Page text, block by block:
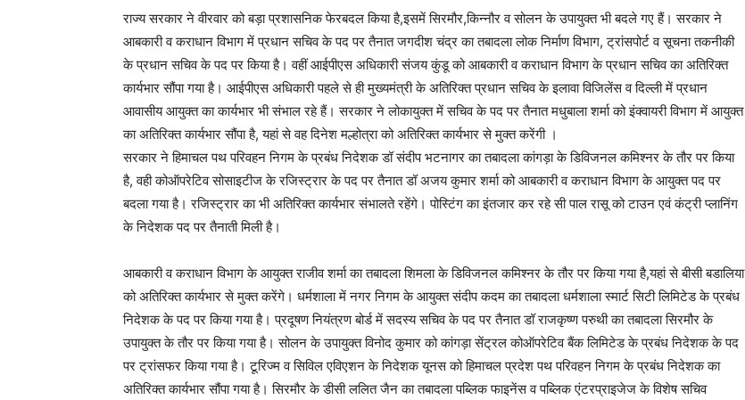
राज्य सरकार ने वीरवार को बड़ा प्रशासनिक फेरबदल किया है,इसमें सिरमौर,किन्नौर व सोलन के उपायुक्त भी बदले गए हैं। सरकार ने
आबकारी व कराधान विभाग में प्रधान सचिव के पद पर तैनात जगदीश चंद्र का तबादला लोक निर्माण विभाग, ट्रांसपोर्ट व सूचना तकनीकी
के प्रधान सचिव के पद पर किया है। वहीं आईपीएस अधिकारी संजय कुंडू को आबकारी व कराधान विभाग के प्रधान सचिव का अतिरिक्त
कार्यभार सौंपा गया है। आईपीएस अधिकारी पहले से ही मुख्यमंत्री के अतिरिक्त प्रधान सचिव के इलावा विजिलेंस व दिल्ली में प्रधान
आवासीय आयुक्त का कार्यभार भी संभाल रहे हैं। सरकार ने लोकायुक्त में सचिव के पद पर तैनात मधुबाला शर्मा को इंक्वायरी विभाग में आयुक्त
का अतिरिक्त कार्यभार सौंपा है, यहां से वह दिनेश मल्होत्रा को अतिरिक्त कार्यभार से मुक्त करेंगी ।
सरकार ने हिमाचल पथ परिवहन निगम के प्रबंध निदेशक डॉ संदीप भटनागर का तबादला कांगड़ा के डिविजनल कमिश्नर के तौर पर किया
है, वही कोऑपरेटिव सोसाइटीज के रजिस्ट्रार के पद पर तैनात डॉ अजय कुमार शर्मा को आबकारी व कराधान विभाग के आयुक्त पद पर
बदला गया है। रजिस्ट्रार का भी अतिरिक्त कार्यभार संभालते रहेंगे। पोस्टिंग का इंतजार कर रहे सी पाल रासू को टाउन एवं कंट्री प्लानिंग
के निदेशक पद पर तैनाती मिली है।
आबकारी व कराधान विभाग के आयुक्त राजीव शर्मा का तबादला शिमला के डिविजनल कमिश्नर के तौर पर किया गया है,यहां से बीसी बडालिया
को अतिरिक्त कार्यभार से मुक्त करेंगे। धर्मशाला में नगर निगम के आयुक्त संदीप कदम का तबादला धर्मशाला स्मार्ट सिटी लिमिटेड के प्रबंध
निदेशक के पद पर किया गया है। प्रदूषण नियंत्रण बोर्ड में सदस्य सचिव के पद पर तैनात डॉ राजकृष्ण परुथी का तबादला सिरमौर के
उपायुक्त के तौर पर किया गया है। सोलन के उपायुक्त विनोद कुमार को कांगड़ा सेंट्रल कोऑपरेटिव बैंक लिमिटेड के प्रबंध निदेशक के पद
पर ट्रांसफर किया गया है। टूरिज्म व सिविल एविएशन के निदेशक यूनस को हिमाचल प्रदेश पथ परिवहन निगम के प्रबंध निदेशक का
अतिरिक्त कार्यभार सौंपा गया है। सिरमौर के डीसी ललित जैन का तबादला पब्लिक फाइनेंस व पब्लिक एंटरप्राइजेज के विशेष सचिव